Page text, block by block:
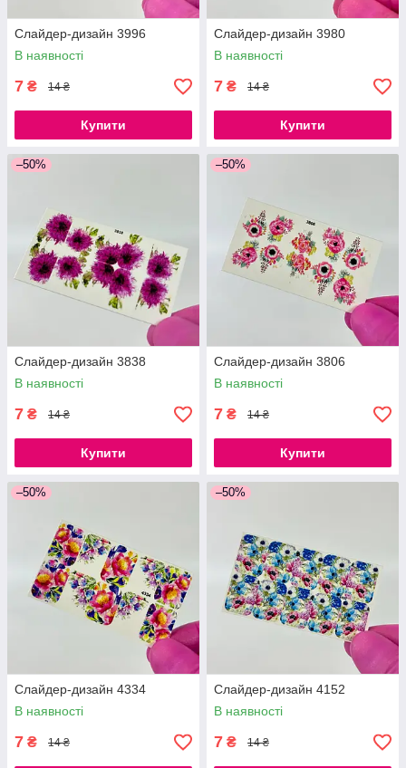
Слайдер-дизайн 3996
В наявності
7 ₴ 14 ₴
Купити
Слайдер-дизайн 3980
В наявності
7 ₴ 14 ₴
Купити
–50%
Слайдер-дизайн 3838
В наявності
7 ₴ 14 ₴
Купити
–50%
Слайдер-дизайн 3806
В наявності
7 ₴ 14 ₴
Купити
–50%
Слайдер-дизайн 4334
В наявності
7 ₴ 14 ₴
–50%
Слайдер-дизайн 4152
В наявності
7 ₴ 14 ₴